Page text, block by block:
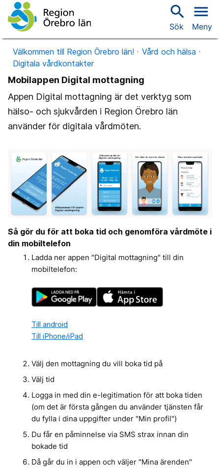
search
Sök
menu
Meny
Välkommen till Region Örebro län!
Vård och hälsa
Digitala vårdkontakter
Mobilappen Digital mottagning
Appen Digital mottagning är det verktyg som
hälso- och sjukvården i Region Örebro län
använder för digitala vårdmöten.
Så gör du för att boka tid och genomföra vårdmöte i
din mobiltelefon
Ladda ner appen "Digital mottagning" till din
mobiltelefon:
Till android
Till iPhone/iPad
Välj den mottagning du vill boka tid på
Välj tid
Logga in med din e-legitimation för att boka tiden
(om det är första gången du använder tjänsten får
du fylla i dina uppgifter under "Min profil")
Du får en påminnelse via SMS strax innan din
bokade tid
Då går du in i appen och väljer "Mina ärenden"